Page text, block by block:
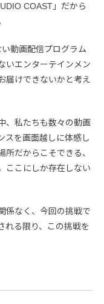
COAST」だから
動画配信プログラム
いエンターテインメン
届けできないかと考え
、私たちも数々の動画
スを画面越しに体感し
だからこそできる、
ここにしか存在しない
係なく、今回の挑戦で
れる限り、この挑戦を